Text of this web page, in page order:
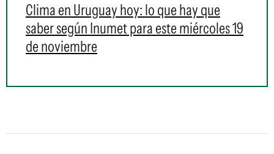
Clima en Uruguay hoy: lo que hay que
saber según Inumet para este miércoles 19
de noviembre